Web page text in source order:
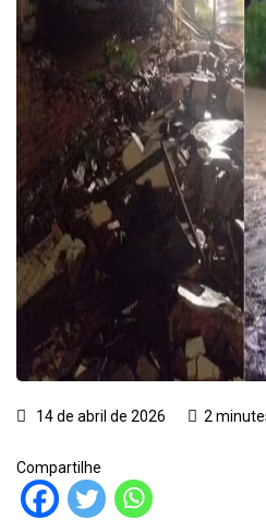
14 de abril de 2026 2
Compartilhe